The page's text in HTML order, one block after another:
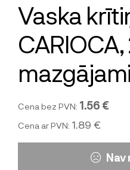
Vaska
mazgājami
Cena bez PVN: 1.56 €
Cena ar PVN: 1.89 €
Nav